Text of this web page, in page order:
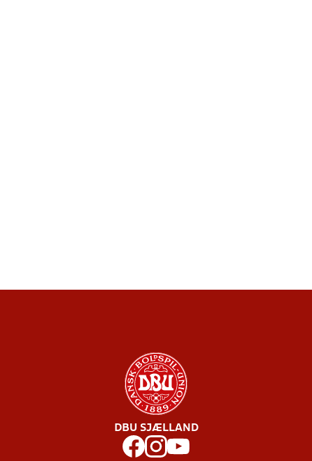
DBU SJÆLLAND